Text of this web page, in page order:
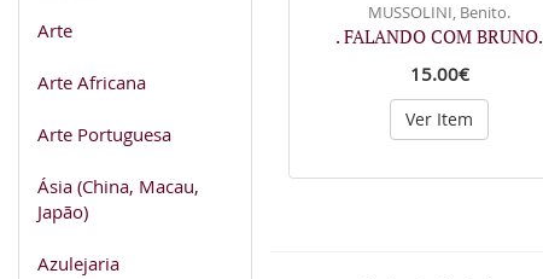
Arte
Arte Africana
Arte Portuguesa
Ásia (China, Macau,
Japão)
Azulejaria
MUSSOLINI, Benito.
. FALANDO COM BRUNO.
15.00€
Ver Item